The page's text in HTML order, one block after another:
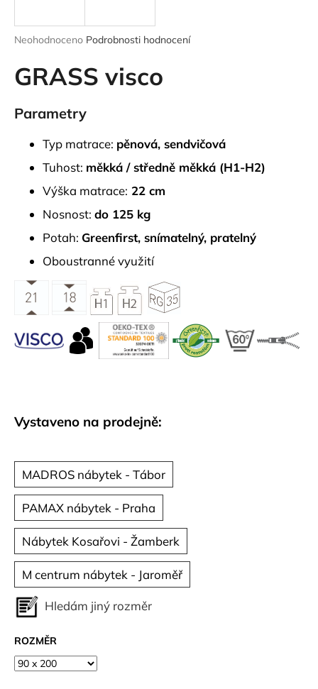
Průměrné
produktu
je
z
5
Neohodnoceno Podrobnosti hodnocení
GRASS visco
Parametry
Typ matrace: pěnová, sendvičová
Tuhost: měkká / středně měkká (H1-H2)
Výška matrace: 22 cm
Nosnost: do 125 kg
Potah: Greenfirst, snímatelný, pratelný
Oboustranné využití
Vystaveno na prodejně:
MADROS nábytek - Tábor
PAMAX nábytek - Praha
Nábytek Kosařovi - Žamberk
M centrum nábytek - Jaroměř
Hledám jiný rozměr
ROZMĚR
j
t
?
HLEDAT
u
j